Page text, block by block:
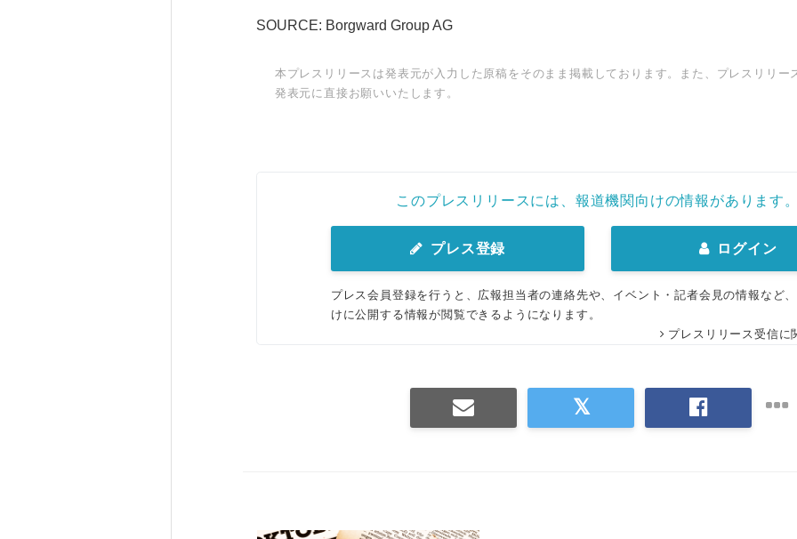
SOURCE: Borgward Group AG
本プレスリリースは発表元が入力した原稿をそのまま掲載しております。また、プレスリリー
発表元に直接お願いいたします。
このプレスリリースには、報道機関向けの情報があります
プレス登録 ログイン
プレス会員登録を行うと、広報担当者の連絡先や、イベント・記者会見の情報など
けに公開する情報が閲覧できるようになります。
プレスリリース受信に